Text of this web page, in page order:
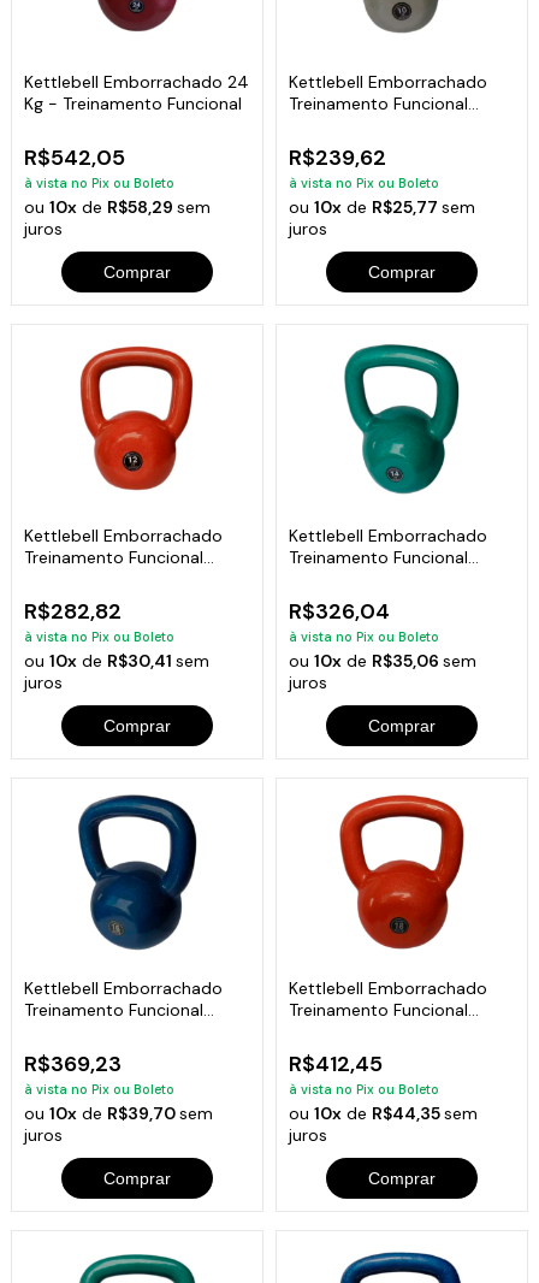
Kettlebell Emborrachado 24
Kg - Treinamento Funcional
R$542,05
à vista no Pix ou Boleto
ou10x de R$58,29sem
juros
Comprar
Kettlebell Emborrachado
Treinamento Funcional
R$239,62
à vista no Pix ou Boleto
ou 10xde R$25,77 sem
juros
Comprar
Kettlebell Emborrachado
Treinamento Funcional
R$282,82
à vista no Pix ou Boleto
ou10x de R$30,41sem
juros
Comprar
Kettlebell Emborrachado
Treinamento Funcional
R$326,04
à vista no Pix ou Boleto
ou 10xde R$35,06 sem
juros
Comprar
Kettlebell Emborrachado
Treinamento Funcional
R$369,23
à vista no Pix ou Boleto
ou10x de R$39,70sem
juros
Comprar
Kettlebell Emborrachado
Treinamento Funcional
R$412,45
à vista no Pix ou Boleto
ou 10xde R$44,35sem
juros
Comprar